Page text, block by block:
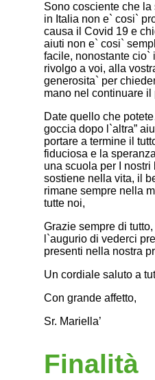
Sono cosciente che la
in Italia non e` cosi`
causa il Covid 19 e
aiuti non e` cosi`
facile, nonostante cio`
rivolgo a voi, alla
generosita` per
mano nel continuare il
Date quello che
goccia dopo l`altra”
portare a termine il
fiduciosa e la
una scuola per I nostri
sostiene nella vita, il
rimane sempre nella
tutte noi,
Grazie sempre di tutto,
l`augurio di vederci
presenti nella nostra
Un cordiale saluto a
Con grande affetto,
Sr. Mariella’
Finalità